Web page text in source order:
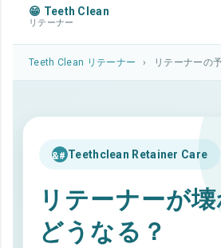
😁 Teeth Clean
リテーナー
Teeth Clean リテーナー › リテーナーの
Teethclean Retainer Care
リテーナーが
どうなる？